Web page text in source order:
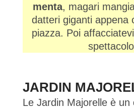
menta, magari
datteri giganti appena
piazza. Poi
JARDIN
Le Jardin Majorelle è un